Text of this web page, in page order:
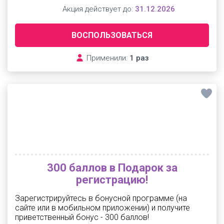
ВОСПОЛЬЗОВАТЬСЯ
Применили: 1 раз
Акция действует до: 31.12.2026
300 баллов в Подарок за
регистрацию!
Зарегистрируйтесь в бонусной программе (на
сайте или в мобильном приложении) и получите
приветственный бонус - 300 баллов!